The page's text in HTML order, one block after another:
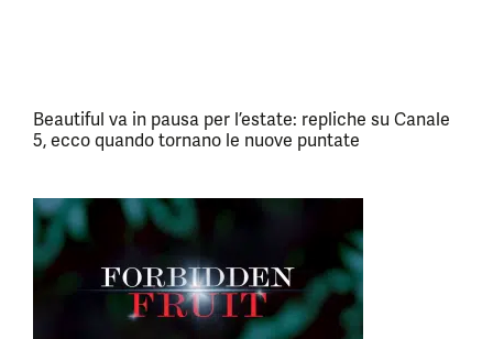
Beautiful va in pausa per l’estate: repliche su Canale
5, ecco quando tornano le nuove puntate